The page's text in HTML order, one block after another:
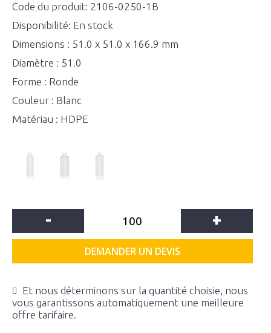
Code du produit: 2106-0250-1B
Disponibilité: En stock
Dimensions : 51.0 x 51.0 x 166.9 mm
Diamètre : 51.0
Forme : Ronde
Couleur : Blanc
Matériau : HDPE
- +
DEMANDER UN DEVIS
Et nous déterminons sur la quantité choisie, nous
vous garantissons automatiquement une meilleure
offre tarifaire.